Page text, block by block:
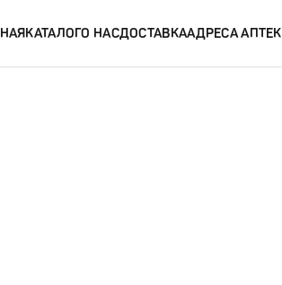
КАТАЛОГО НАСДОСТАВКААДРЕСА АПТЕК